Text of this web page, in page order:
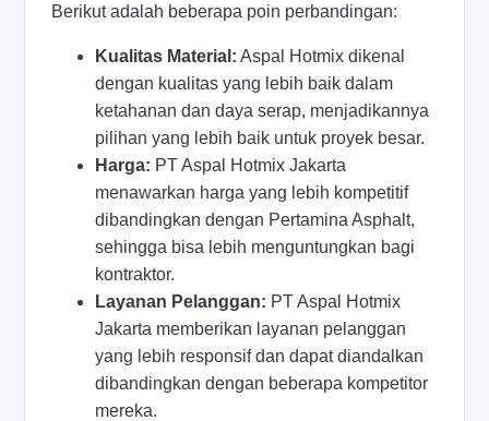
Berikut adalah beberapa poin perbandingan:
Kualitas Material: Aspal Hotmix dikenal
dengan kualitas yang lebih baik dalam
ketahanan dan daya serap, menjadikannya
pilihan yang lebih baik untuk proyek besar.
Harga: PT Aspal Hotmix Jakarta
menawarkan harga yang lebih kompetitif
dibandingkan dengan Pertamina Asphalt,
sehingga bisa lebih menguntungkan bagi
kontraktor.
Layanan Pelanggan: PT Aspal Hotmix
Jakarta memberikan layanan pelanggan
yang lebih responsif dan dapat diandalkan
dibandingkan dengan beberapa kompetitor
mereka.